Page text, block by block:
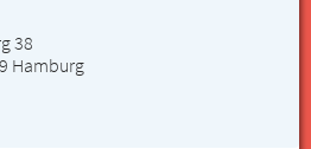
38
Hamburg